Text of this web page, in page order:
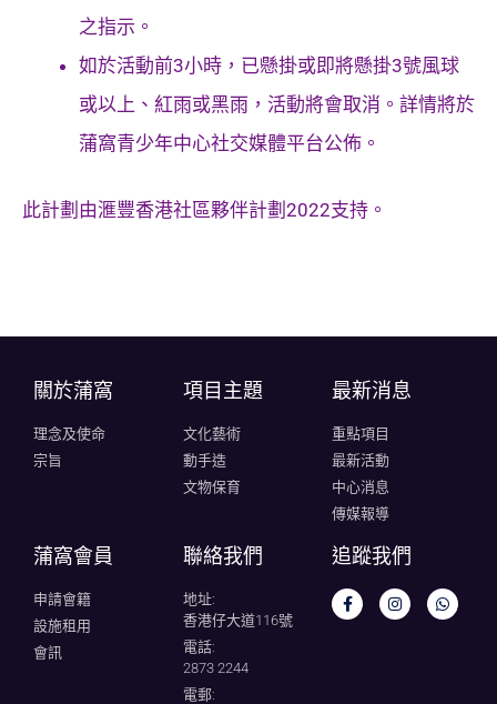
之指示。
如於活動前3小時，已懸掛或即將懸掛3號風球
或以上、紅雨或黑雨，活動將會取消。詳情將於
蒲窩青少年中心社交媒體平台公佈。
此計劃由滙豐香港社區夥伴計劃2022支持。
關於蒲窩​
理念及使命
宗旨
項目主題
文化藝術
動手造
文物保育
最新消息
重點項目
最新活動
中心消息
傳媒報導
蒲窩會員
申請會籍
設施租用
會訊
聯絡我們
地址:
香港仔大道116號
電話:
2873 2244
電郵:
追蹤我們